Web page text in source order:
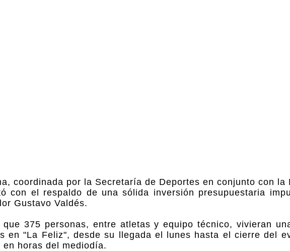
coordinada por la Secretaría de Deportes en conjunto con la
con el respaldo de una sólida inversión presupuestaria
Gustavo Valdés.
375 personas, entre atletas y equipo técnico, vivieran
en "La Feliz", desde su llegada el lunes hasta el cierre del
horas del mediodía.